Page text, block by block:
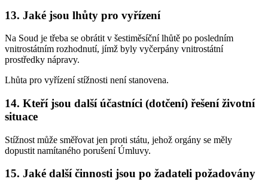
13. Jaké jsou lhůty pro vyřízení
Na Soud je třeba se obrátit v šestiměsíční lhůtě po posledním
vnitrostátním rozhodnutí, jímž byly vyčerpány vnitrostátní
prostředky nápravy.
Lhůta pro vyřízení stížnosti není stanovena.
14. Kteří jsou další účastníci (dotčení) řešení životní
situace
Stížnost může směřovat jen proti státu, jehož orgány se měly
dopustit namítaného porušení Úmluvy.
15. Jaké další činnosti jsou po žadateli požadovány